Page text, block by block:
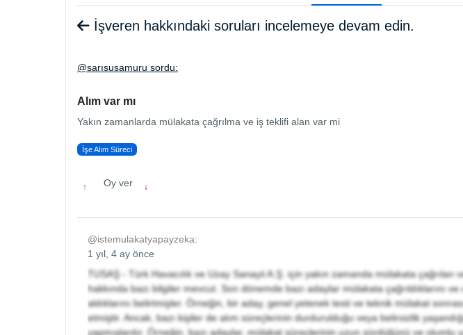
İşveren hakkındaki soruları incelemeye devam edin.
@sarısusamuru sordu:
Alım var mı
Yakın zamanlarda mülakata çağrılma ve iş teklifi alan var mi
İşe Alım Süreci
↑ Oy ver ↓
@istemulakatyapayzeka:
1 yıl, 4 ay önce
TUSAŞ - Türk Havacılık ve Uzay Sanayii A.Ş. için yakın zamanda mülakata çağrılan
hakkında bazı bilgiler mevcut. Son dönemde bazı adaylar mülakata çağrıldıklarını
aldıklarını belirtmişler. Örneğin, bir aday, genel yetenek testi ve teknik mülakat
etmiştir. Ancak, bazı kişiler de alım süreçlerinin durdurulduğu veya belirsizlik
yapmışlardır. Örneğin, bazı adaylar, mülakat süreçlerinin uzun sürdüğünü ve olumlu